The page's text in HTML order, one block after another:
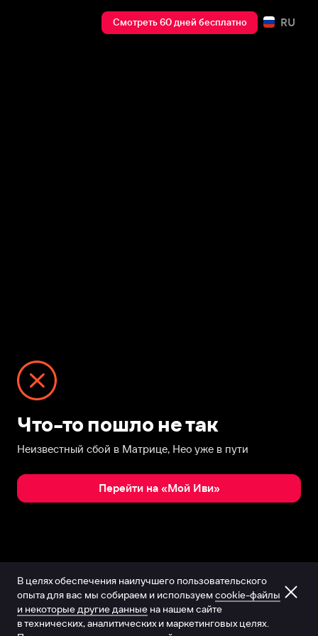
Смотреть 60 дней бесплатно RU
Что-то пошло не так
Неизвестный сбой в Матрице, Нео уже в пути
Перейти на «Мой Иви»
В целях обеспечения наилучшего пользовательского
опыта для вас мы собираем и используем cookie-файлы
и некоторые другие данные на нашем сайте
в технических, аналитических и маркетинговых целях.